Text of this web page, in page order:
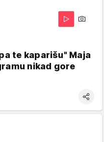
te kaparišu" Maja
nikad gore